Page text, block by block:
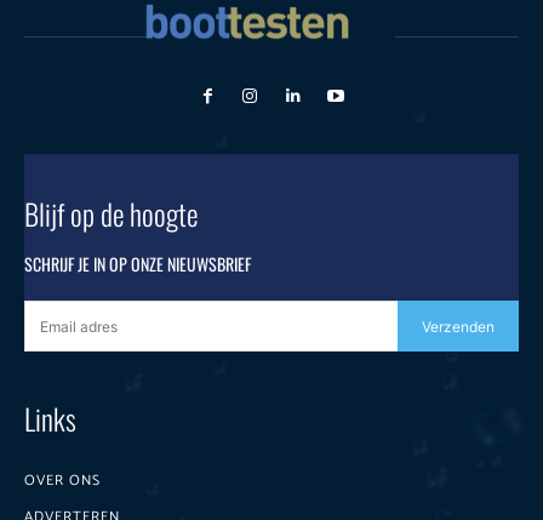
Blijf op de hoogte
SCHRIJF JE IN OP ONZE NIEUWSBRIEF
Verzenden
Links
OVER ONS